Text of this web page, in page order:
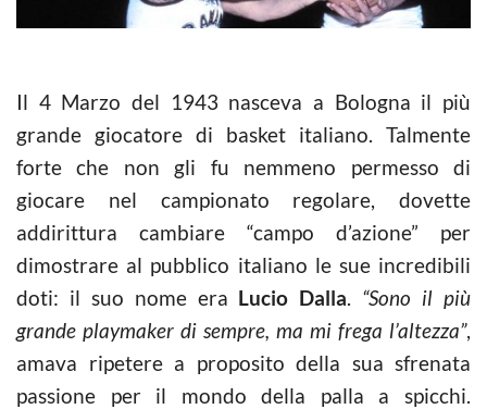
Il 4 Marzo del 1943 nasceva a Bologna il più
grande giocatore di basket italiano. Talmente
forte che non gli fu nemmeno permesso di
giocare nel campionato regolare, dovette
addirittura cambiare “campo d’azione” per
dimostrare al pubblico italiano le sue incredibili
doti: il suo nome era Lucio Dalla. “Sono il più
grande playmaker di sempre, ma mi frega l’altezza”,
amava ripetere a proposito della sua sfrenata
passione per il mondo della palla a spicchi.